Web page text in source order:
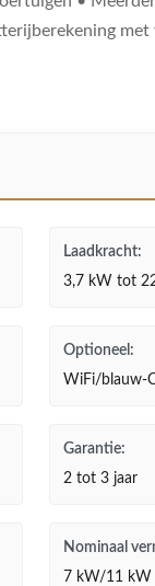
met
Laadkracht:
3,7 kW tot
Optioneel:
WiFi/blauw-
Garantie:
2 tot 3 jaar
Nominaal
7 kW/11 kW